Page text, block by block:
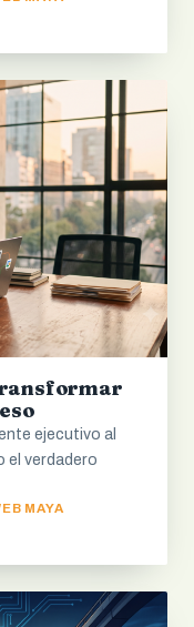
ejecutivo al
el verdadero
MAYA